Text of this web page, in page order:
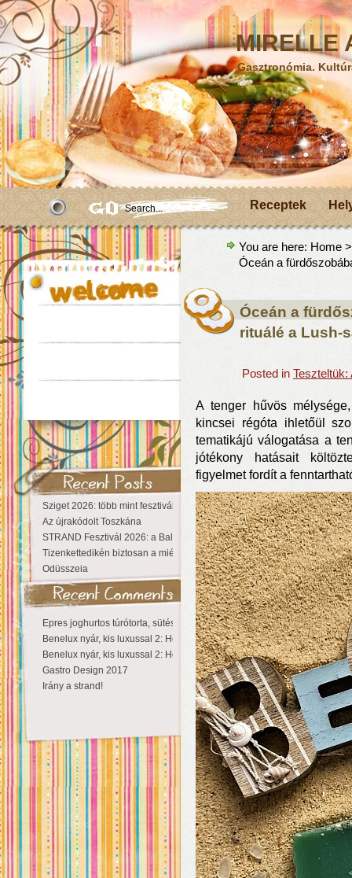
MIRELLE
Gasztronómia.
Receptek
Sziget 2026: több mint fesztivál, egy városnyi élmény
Az újrakódolt Toszkána
STRAND Fesztivál 2026: a Balaton partján a nyár még tart!
Tizenkettedikén biztosan a miénk a Sziget!
Odüsszeia
Epres joghurtos túrótorta, sütés nélkül
Benelux nyár, kis luxussal 2: Hollandia
Benelux nyár, kis luxussal 2: Hollandia
Gastro Design 2017
Irány a strand!
You are here: Home
Óceán a
Óceán a
rituálé a Lush-
Posted in
A tenger hűvös
kincsei régóta ihletőül
tematikájú válogatása a
jótékony hatásait
figyelmet fordít a